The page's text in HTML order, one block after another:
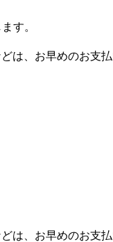
す。
は、お早めのお支払
は、お早めのお支払